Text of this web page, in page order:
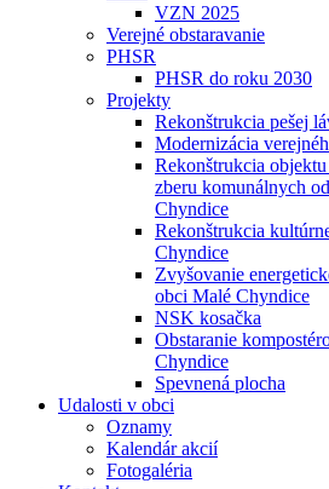
VZN 2025
Verejné obstaravanie
PHSR
PHSR do roku 2030
Projekty
Rekonštrukcia pešej
Modernizácia
Rekonštrukcia
zberu komunálnych
Chyndice
Rekonštrukcia
Chyndice
Zvyšovanie
obci Malé Chyndice
NSK kosačka
Obstaranie
Chyndice
Spevnená plocha
Udalosti v obci
Oznamy
Kalendár akcií
Fotogaléria